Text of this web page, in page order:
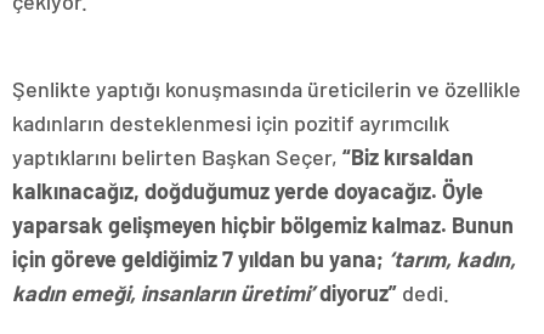
Şenlikte yaptığı konuşmasında üreticilerin ve özellikle
kadınların desteklenmesi için pozitif ayrımcılık
yaptıklarını belirten Başkan Seçer, “Biz kırsaldan
kalkınacağız, doğduğumuz yerde doyacağız. Öyle
yaparsak gelişmeyen hiçbir bölgemiz kalmaz. Bunun
için göreve geldiğimiz 7 yıldan bu yana; ‘tarım, kadın,
kadın emeği, insanların üretimi’diyoruz” dedi.